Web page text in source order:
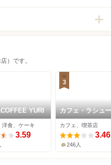
）です。
YURI
洋食、ケーキ
3.59
3
カフェ・ラシュ
カフェ、喫茶店
3.46
246人